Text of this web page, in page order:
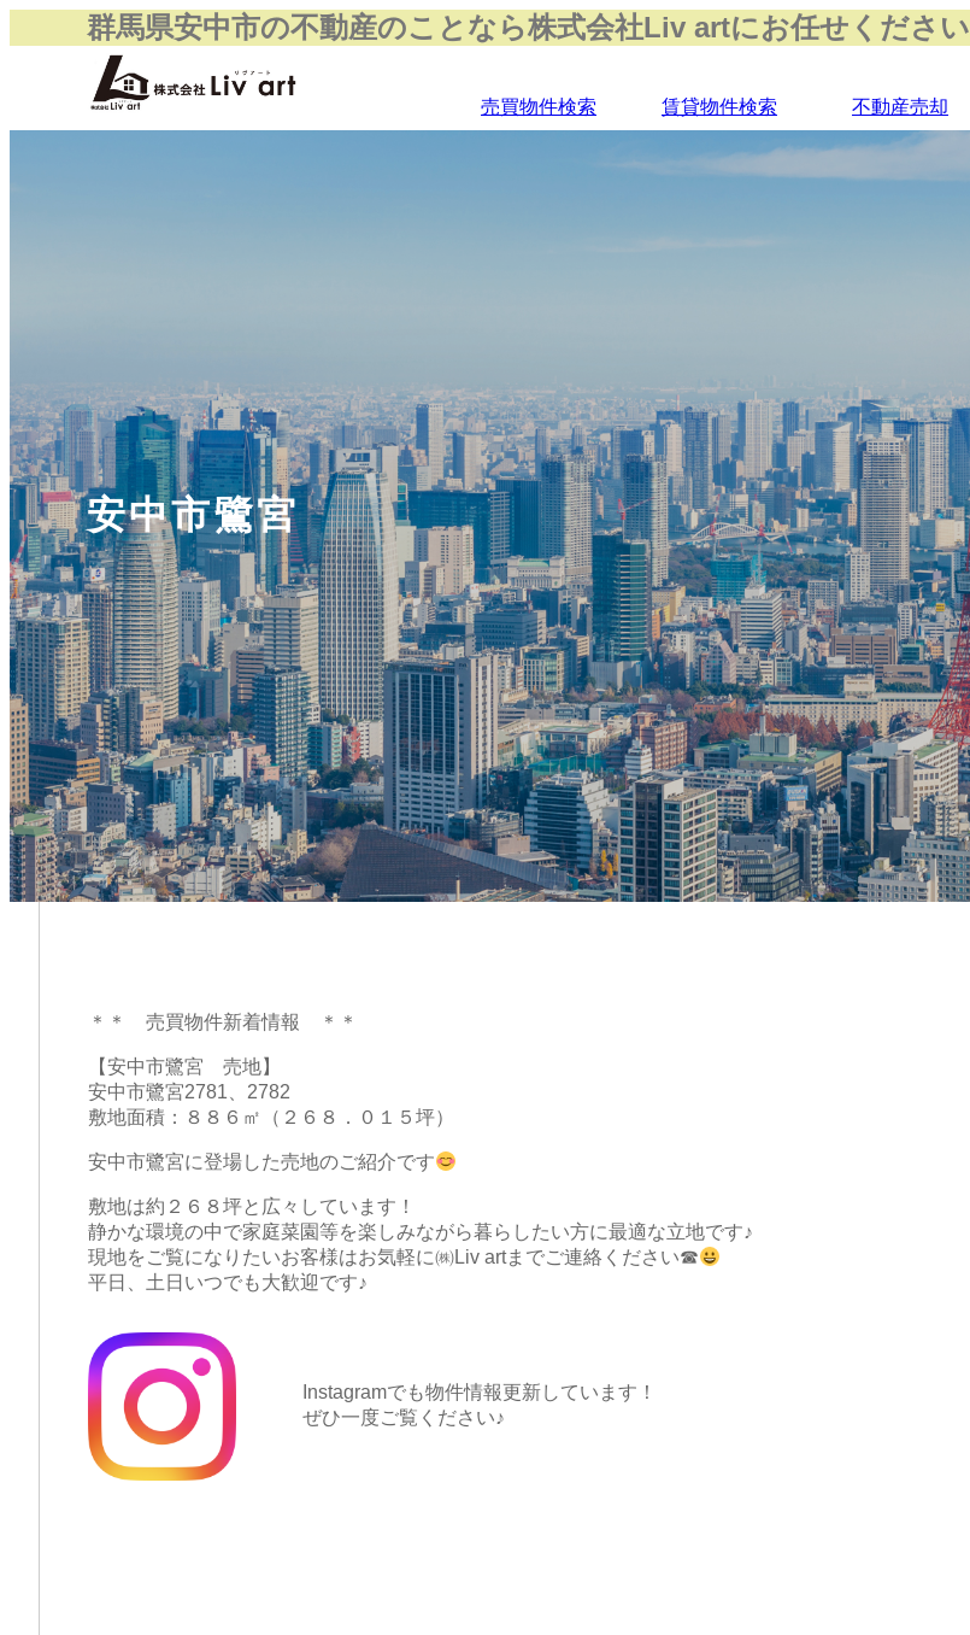
群馬県安中市の不動産のことなら株式会社Liv artにお任せください
売買物件検索 賃貸物件検索 不動産売却
安中市鷺宮
＊＊ 売買物件新着情報 ＊＊
【安中市鷺宮 売地】
安中市鷺宮2781、2782
敷地面積：８８６㎡（２６８．０１５坪）
安中市鷺宮に登場した売地のご紹介です
敷地は約２６８坪と広々しています！
静かな環境の中で家庭菜園等を楽しみながら暮らしたい方に最適な立地です♪
現地をご覧になりたいお客様はお気軽に㈱Liv artまでご連絡ください☎
平日、土日いつでも大歓迎です♪
Instagramでも物件情報更新しています！
ぜひ一度ご覧ください♪